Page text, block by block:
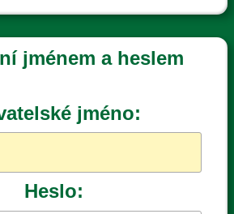
jménem a heslem
jméno:
Heslo: